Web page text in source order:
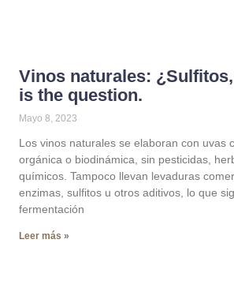
Vinos naturales:
is the question.
Mayo 8, 2023
Los vinos naturales se elaboran con uvas
orgánica o biodinámica, sin pesticidas,
químicos. Tampoco llevan levaduras
enzimas, sulfitos u otros aditivos, lo que
fermentación
Leer más »